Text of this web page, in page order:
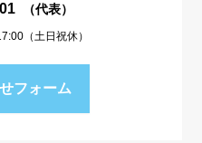
（代表）
（土日祝休）
フォーム